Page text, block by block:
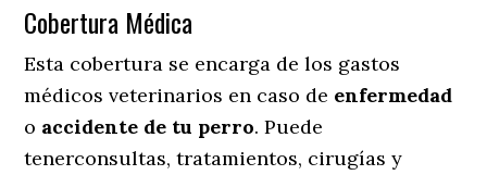
Cobertura Médica
Esta cobertura se encarga de los gastos
médicos veterinarios en caso de enfermedad
o accidente de tu perro. Puede
tenerconsultas, tratamientos, cirugías y